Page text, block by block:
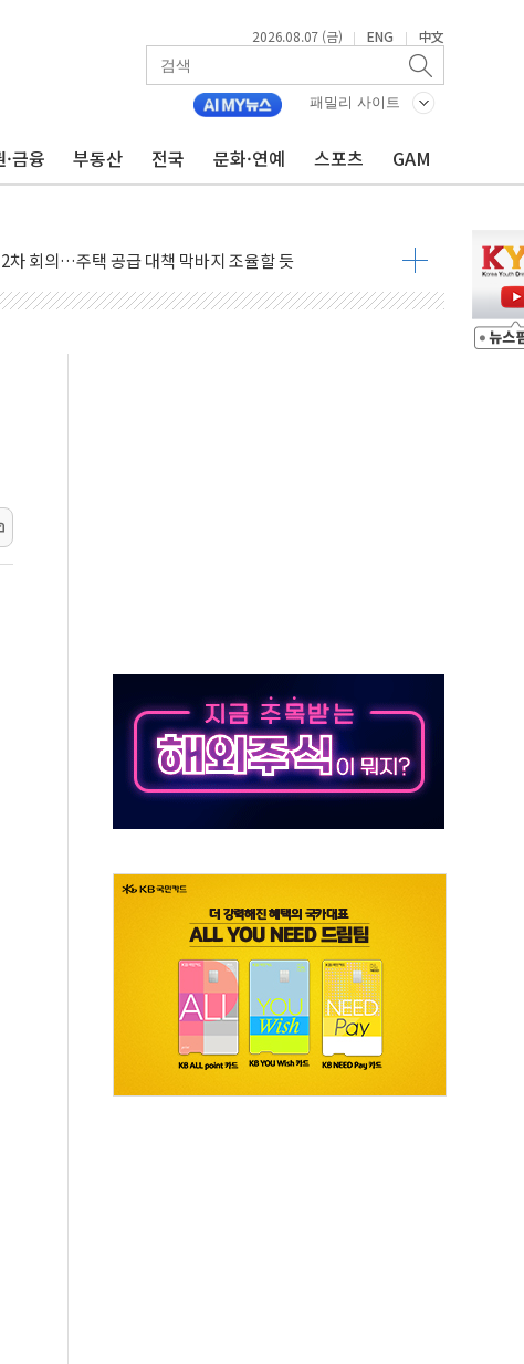
2026.08.07 (금) | ENG | 中文
패밀리 사이트
금융 부동산 전국 문화·연예 스포츠 GAM
합의 막바지.."美와 직접 협상 없어"
·김민석 후보 - 8월 7일
기자회견·주요 정당 - 8월 7일
부분 상승… "2분기 기업 순이익 21% 증가" 전망
로 나토 회원국 공격 검토… 거짓 깃발 작전"
차익실현 속 혼조세...웨스턴디지털·샌디스크↓
에 긴급 안보 점검회의
시 주총 기대감에 홀로 상한가…마진 잔액은 사상 최고
버리지 위험수위…숨은 차입이 더 큰 변수"
상…대응 1단계 진압 중